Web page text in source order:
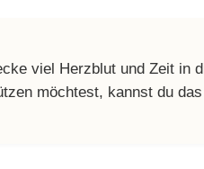
viel Herzblut und Zeit in
möchtest, kannst du